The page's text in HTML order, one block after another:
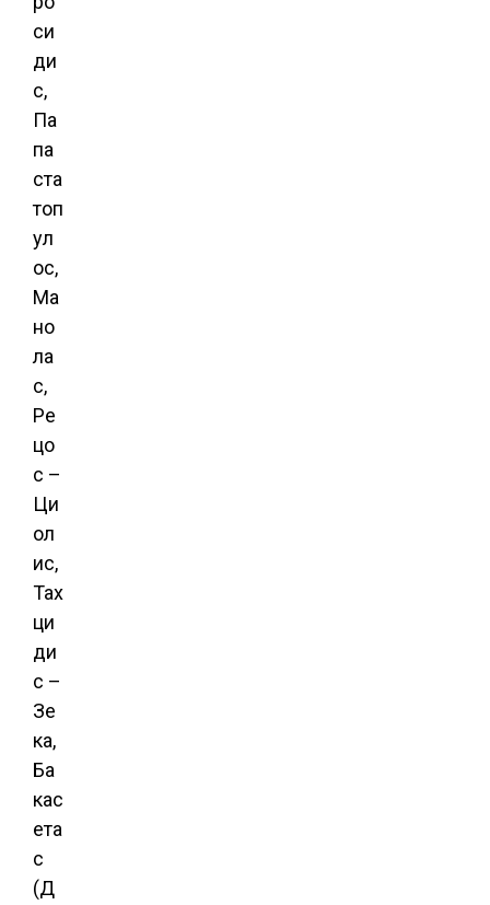
си
ди
с,
Па
па
ста
топ
ул
ос,
Ма
но
ла
с,
Ре
цо
с –
Ци
ол
ис,
Тах
ци
ди
с –
Зе
ка,
Ба
кас
ета
с
(Д